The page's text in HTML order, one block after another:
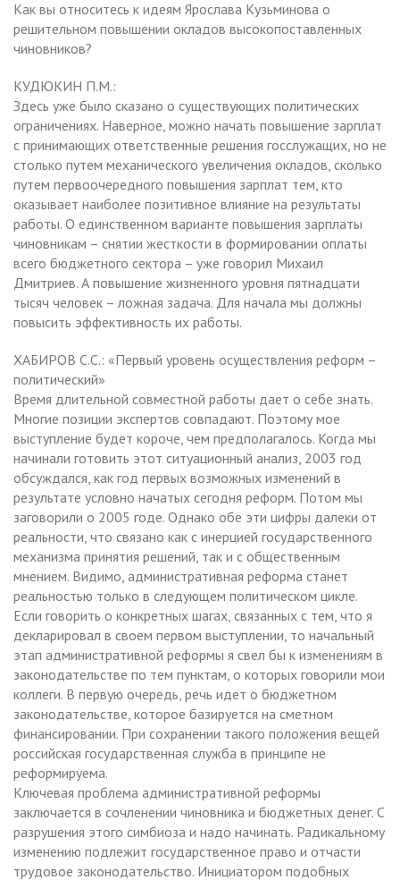
Как вы относитесь к идеям Ярослава Кузьминова о
решительном повышении окладов высокопоставленных
чиновников?
КУДЮКИН П.М.:
Здесь уже было сказано о существующих политических
ограничениях. Наверное, можно начать повышение зарплат
с принимающих ответственные решения госслужащих, но не
столько путем механического увеличения окладов, сколько
путем первоочередного повышения зарплат тем, кто
оказывает наиболее позитивное влияние на результаты
работы. О единственном варианте повышения зарплаты
чиновникам – снятии жесткости в формировании оплаты
всего бюджетного сектора – уже говорил Михаил
Дмитриев. А повышение жизненного уровня пятнадцати
тысяч человек – ложная задача. Для начала мы должны
повысить эффективность их работы.
ХАБИРОВ С.С.: «Первый уровень осуществления реформ –
политический»
Время длительной совместной работы дает о себе знать.
Многие позиции экспертов совпадают. Поэтому мое
выступление будет короче, чем предполагалось. Когда мы
начинали готовить этот ситуационный анализ, 2003 год
обсуждался, как год первых возможных изменений в
результате условно начатых сегодня реформ. Потом мы
заговорили о 2005 годе. Однако обе эти цифры далеки от
реальности, что связано как с инерцией государственного
механизма принятия решений, так и с общественным
мнением. Видимо, административная реформа станет
реальностью только в следующем политическом цикле.
Если говорить о конкретных шагах, связанных с тем, что я
декларировал в своем первом выступлении, то начальный
этап административной реформы я свел бы к изменениям в
законодательстве по тем пунктам, о которых говорили мои
коллеги. В первую очередь, речь идет о бюджетном
законодательстве, которое базируется на сметном
финансировании. При сохранении такого положения вещей
российская государственная служба в принципе не
реформируема.
Ключевая проблема административной реформы
заключается в сочленении чиновника и бюджетных денег. С
разрушения этого симбиоза и надо начинать. Радикальному
изменению подлежит государственное право и отчасти
трудовое законодательство. Инициатором подобных